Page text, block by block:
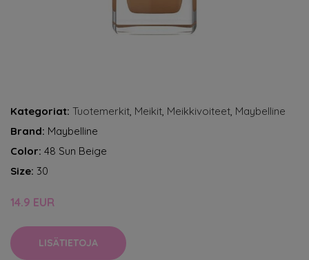
Kategoriat: Tuotemerkit, Meikit, Meikkivoiteet, Maybelline
Brand: Maybelline
Color: 48 Sun Beige
Size: 30
14.9 EUR
LISÄTIETOJA